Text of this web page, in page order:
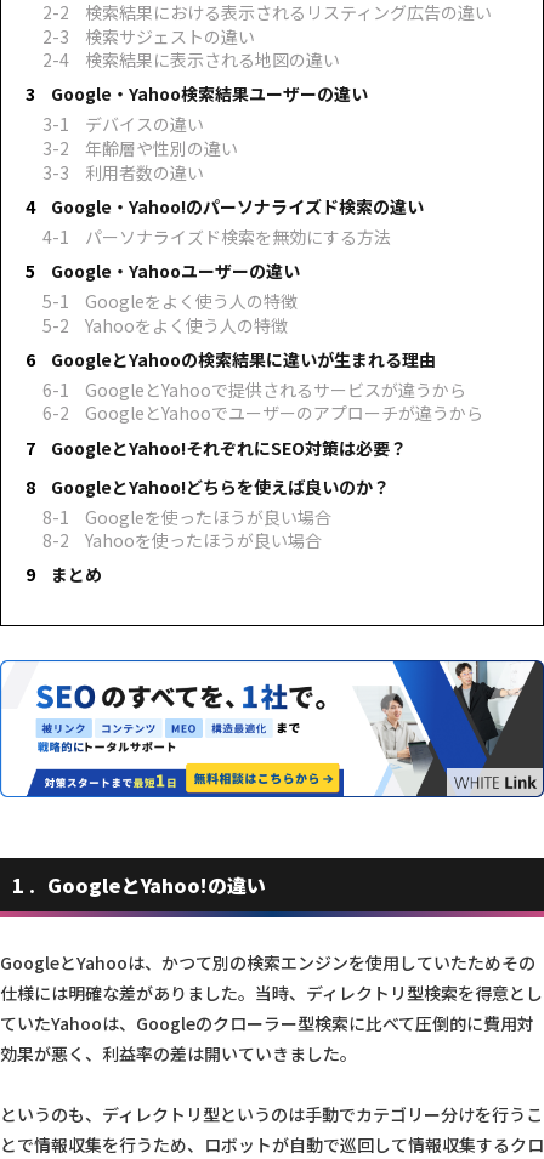
検索結果における表示されるリスティング広告の違い
検索サジェストの違い
検索結果に表示される地図の違い
Google・Yahoo検索結果ユーザーの違い
デバイスの違い
年齢層や性別の違い
利用者数の違い
Google・Yahoo!のパーソナライズド検索の違い
パーソナライズド検索を無効にする方法
Google・Yahooユーザーの違い
Googleをよく使う人の特徴
Yahooをよく使う人の特徴
GoogleとYahooの検索結果に違いが生まれる理由
GoogleとYahooで提供されるサービスが違うから
GoogleとYahooでユーザーのアプローチが違うから
GoogleとYahoo!それぞれにSEO対策は必要？
GoogleとYahoo!どちらを使えば良いのか？
Googleを使ったほうが良い場合
Yahooを使ったほうが良い場合
まとめ
1 GoogleとYahoo!の違い
GoogleとYahooは、かつて別の検索エンジンを使用していたためその
仕様には明確な差がありました。当時、ディレクトリ型検索を得意とし
ていたYahooは、Googleのクローラー型検索に比べて圧倒的に費用対
効果が悪く、利益率の差は開いていきました。
というのも、ディレクトリ型というのは手動でカテゴリー分けを行うこ
とで情報収集を行うため、ロボットが自動で巡回して情報収集するクロ